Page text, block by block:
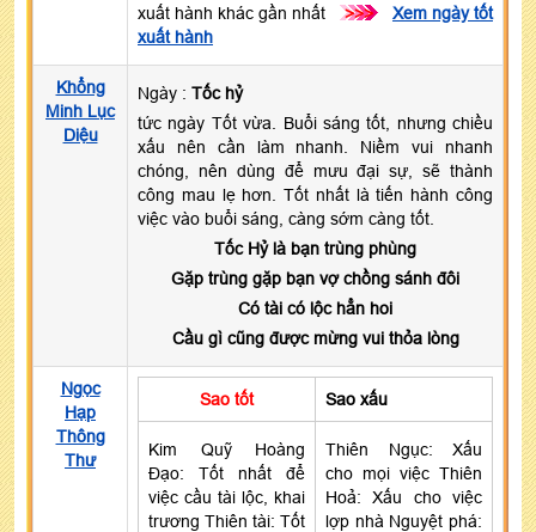
xuất hành khác gần nhất
>>>
Xem ngày tốt
xuất hành
Khổng
Minh Lục
Diệu
Ngày : Tốc hỷ
tức ngày Tốt vừa. Buổi sáng tốt, nhưng chiều
xấu nên cần làm nhanh. Niềm vui nhanh
chóng, nên dùng để mưu đại sự, sẽ thành
công mau lẹ hơn. Tốt nhất là tiến hành công
việc vào buổi sáng, càng sớm càng tốt.
Tốc Hỷ là bạn trùng phùng
Gặp trùng gặp bạn vợ chồng sánh đôi
Có tài có lộc hẳn hoi
Cầu gì cũng được mừng vui thỏa lòng
Ngọc
Hạp
Thông
Thư
Sao tốt Sao xấu
Kim Quỹ Hoàng
Đạo: Tốt nhất để
việc cầu tài lộc, khai
trương Thiên tài: Tốt
Thiên Ngục: Xấu
cho mọi việc Thiên
Hoả: Xấu cho việc
lợp nhà Nguyệt phá: